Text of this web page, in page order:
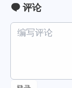
评论